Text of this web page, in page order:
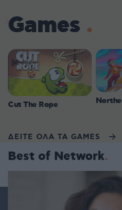
Games
Cut The Rope
ΔΕΙΤΕ ΟΛΑ ΤΑ GAMES
Best of Network